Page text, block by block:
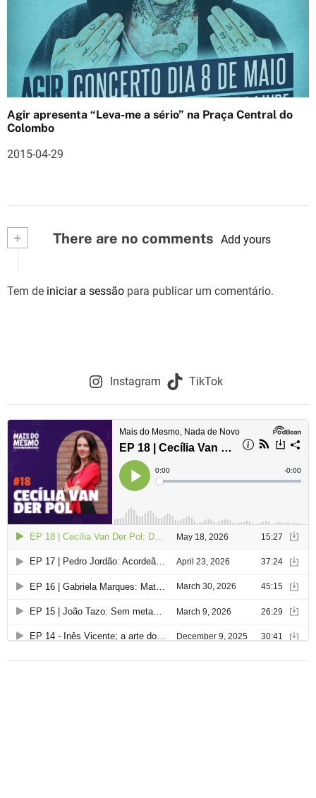
Agir apresenta “Leva-me a sério” na Praça Central do
Colombo
2015-04-29
+ There are no comments Add yours
Tem de iniciar a sessão para publicar um comentário.
Instagram TikTok